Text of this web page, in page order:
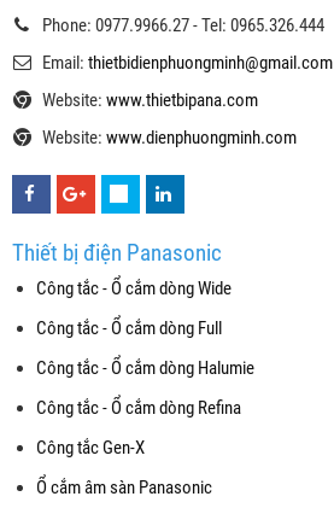
Phone: 0977.9966.27 - Tel: 0965.326.444
Email: thietbidienphuongminh@gmail.com
Website: www.thietbipana.com
Website: www.dienphuongminh.com
Thiết bị điện Panasonic
Công tắc - Ổ cắm dòng Wide
Công tắc - Ổ cắm dòng Full
Công tắc - Ổ cắm dòng Halumie
Công tắc - Ổ cắm dòng Refina
Công tắc Gen-X
Ổ cắm âm sàn Panasonic